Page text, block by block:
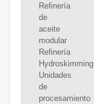
Refinería
de
aceite
modular
Refinería
Hydroskimming
Unidades
de
procesamiento